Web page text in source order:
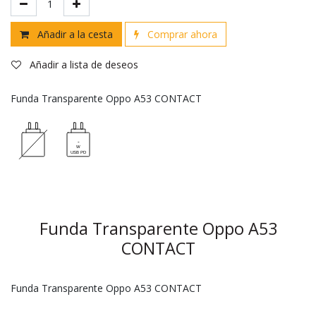
Añadir a la cesta Comprar ahora
Añadir a lista de deseos
Funda Transparente Oppo A53 CONTACT
Funda Transparente Oppo A53
CONTACT
Funda Transparente Oppo A53 CONTACT